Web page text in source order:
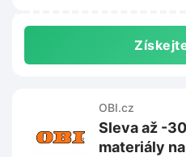
OBI.cz
Sleva až -
materiály